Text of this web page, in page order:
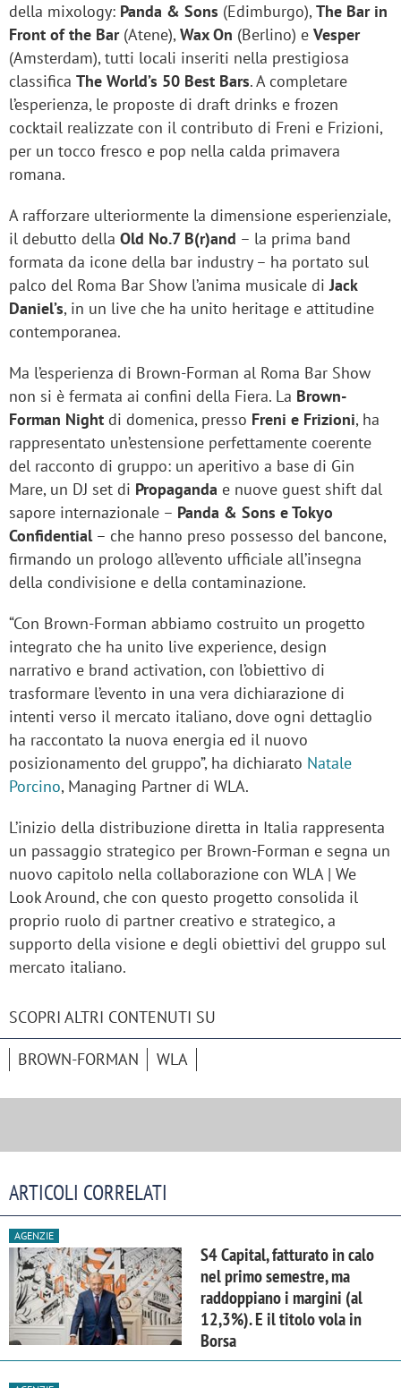
della mixology: Panda & Sons (Edimburgo),The Bar in
Front of the Bar(Atene),Wax On (Berlino) e Vesper
(Amsterdam), tutti locali inseriti nella prestigiosa
classifica The World’s 50 Best Bars. A completare
l’esperienza, le proposte di draft drinks e frozen
cocktail realizzate con il contributo di Freni e Frizioni,
per un tocco fresco e pop nella calda primavera
romana.
A rafforzare ulteriormente la dimensione esperienziale,
il debutto della Old No.7 B(r)and – la prima band
formata da icone della bar industry – ha portato sul
palco del Roma Bar Show l’anima musicale diJack
Daniel’s, in un live che ha unito heritage e attitudine
contemporanea.
Ma l’esperienza di Brown-Forman al Roma Bar Show
non si è fermata ai confini della Fiera. La Brown-
Forman Night di domenica, presso Freni e Frizioni, ha
rappresentato un’estensione perfettamente coerente
del racconto di gruppo: un aperitivo a base di Gin
Mare, un DJ set di Propaganda e nuove guest shift dal
sapore internazionale – Panda & Sons e Tokyo
Confidential– che hanno preso possesso del bancone,
firmando un prologo all’evento ufficiale all’insegna
della condivisione e della contaminazione.
“Con Brown-Forman abbiamo costruito un progetto
integrato che ha unito live experience, design
narrativo e brand activation, con l’obiettivo di
trasformare l’evento in una vera dichiarazione di
intenti verso il mercato italiano, dove ogni dettaglio
ha raccontato la nuova energia ed il nuovo
posizionamento del gruppo”, ha dichiarato Natale
Porcino, Managing Partner di WLA.
L’inizio della distribuzione diretta in Italia rappresenta
un passaggio strategico per Brown-Forman e segna un
nuovo capitolo nella collaborazione con WLA | We
Look Around, che con questo progetto consolida il
proprio ruolo di partner creativo e strategico, a
supporto della visione e degli obiettivi del gruppo sul
mercato italiano.
SCOPRI ALTRI CONTENUTI SU
BROWN-FORMAN WLA
ARTICOLI CORRELATI
AGENZIE
S4 Capital, fatturato in calo
nel primo semestre, ma
raddoppiano i margini (al
12,3%). E il titolo vola in
Borsa